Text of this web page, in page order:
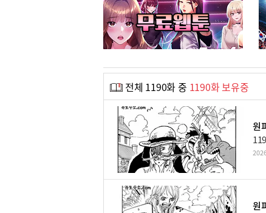
전체 1190화 중 1190화 보유중
원
원